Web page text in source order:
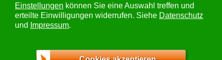
Einstellungen können Sie eine Auswahl treffen und
erteilte Einwilligungen widerrufen. Siehe Datenschutz
und
Impressum.